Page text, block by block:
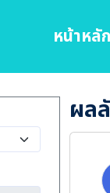
หน้าหลัก
ผล